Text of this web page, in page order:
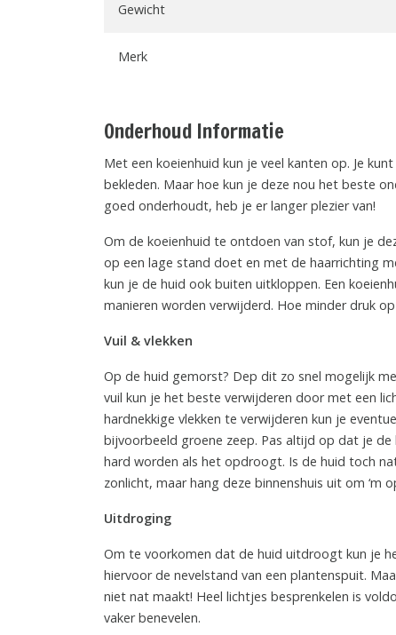
Gewicht
Merk
Onderhoud Informatie
Met een koeienhuid kun je veel kanten op. Je
bekleden. Maar hoe kun je deze nou het beste
goed onderhoudt, heb je er langer plezier van!
Om de koeienhuid te ontdoen van stof, kun je
op een lage stand doet en met de haarrichting
kun je de huid ook buiten uitkloppen. Een
manieren worden verwijderd. Hoe minder druk
Vuil & vlekken
Op de huid gemorst? Dep dit zo snel mogelijk
vuil kun je het beste verwijderen door met een
hardnekkige vlekken te verwijderen kun je
bijvoorbeeld groene zeep. Pas altijd op dat je
hard worden als het opdroogt. Is de huid toch
zonlicht, maar hang deze binnenshuis uit om ‘m
Uitdroging
Om te voorkomen dat de huid uitdroogt kun je
hiervoor de nevelstand van een plantenspuit.
niet nat maakt! Heel lichtjes besprenkelen is
vaker benevelen.